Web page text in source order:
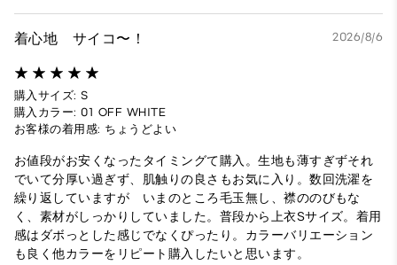
着心地 サイコ〜！ 2026/8/6
購入サイズ: S
購入カラー: 01 OFF WHITE
お客様の着用感: ちょうどよい
お値段がお安くなったタイミングて購入。生地も薄すぎずそれ
でいて分厚い過ぎず、肌触りの良さもお気に入り。数回洗濯を
繰り返していますが いまのところ毛玉無し、襟ののびもな
く、素材がしっかりしていました。普段から上衣Sサイズ。着用
感はダボっとした感じでなくぴったり。カラーバリエーション
も良く他カラーをリピート購入したいと思います。